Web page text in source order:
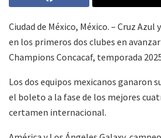
Ciudad de México, México. – Cruz
en los primeros dos clubes en
Champions Concacaf, temporada
Los dos equipos mexicanos ganaron
el boleto a la fase de los mejores
certamen internacional.